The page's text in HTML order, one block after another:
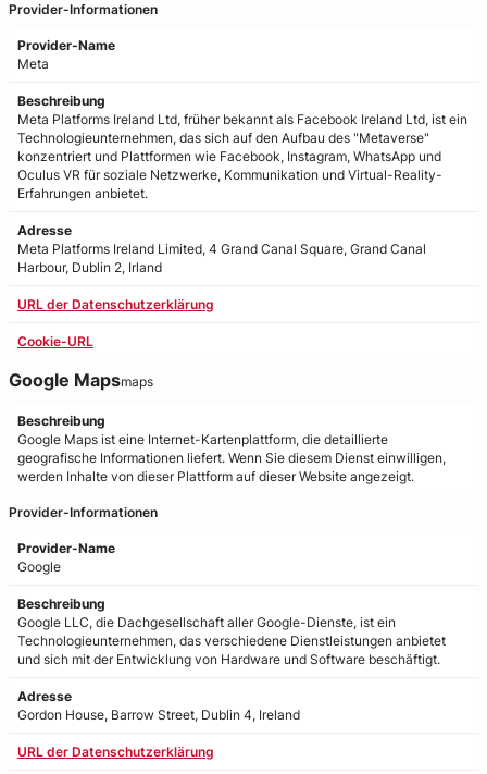
Provider-Informationen
Provider-Name
Meta
Beschreibung
Meta Platforms Ireland Ltd, früher bekannt als Facebook Ireland Ltd, ist ein
Technologieunternehmen, das sich auf den Aufbau des "Metaverse"
konzentriert und Plattformen wie Facebook, Instagram, WhatsApp und
Oculus VR für soziale Netzwerke, Kommunikation und Virtual-Reality-
Erfahrungen anbietet.
Adresse
Meta Platforms Ireland Limited, 4 Grand Canal Square, Grand Canal
Harbour, Dublin 2, Irland
URL der Datenschutzerklärung
Cookie-URL
Google Mapsmaps
Beschreibung
Google Maps ist eine Internet-Kartenplattform, die detaillierte
geografische Informationen liefert. Wenn Sie diesem Dienst einwilligen,
werden Inhalte von dieser Plattform auf dieser Website angezeigt.
Provider-Informationen
Provider-Name
Google
Beschreibung
Google LLC, die Dachgesellschaft aller Google-Dienste, ist ein
Technologieunternehmen, das verschiedene Dienstleistungen anbietet
und sich mit der Entwicklung von Hardware und Software beschäftigt.
Adresse
Gordon House, Barrow Street, Dublin 4, Ireland
URL der Datenschutzerklärung